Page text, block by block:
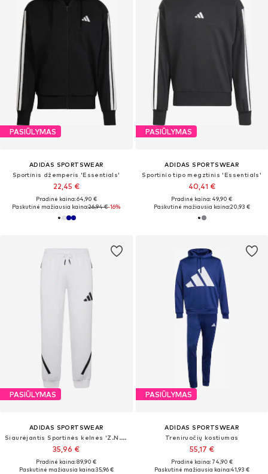
PASIŪLYMAS
ADIDAS SPORTSWEAR
Sportinis džemperis 'Essentials'
22,45 €
Pradinė kaina: 64,90 €
Paskutinė mažiausia kaina:26,94 €-16%
PASIŪLYMAS
ADIDAS SPORTSWEAR
Sportinio tipo megztinis 'Essentials'
40,41 €
Pradinė kaina: 49,90 €
Paskutinė mažiausia kaina:20,93 €
PASIŪLYMAS
ADIDAS SPORTSWEAR
Siaurėjantis Sportinės kelnės 'Z.N.E.'
35,96 €
Pradinė kaina: 89,90 €
Paskutinė mažiausia kaina:35,96 €
PASIŪLYMAS
ADIDAS SPORTSWEAR
Treniruočių kostiumas
55,17 €
Pradinė kaina: 74,90 €
Paskutinė mažiausia kaina:41,93 €